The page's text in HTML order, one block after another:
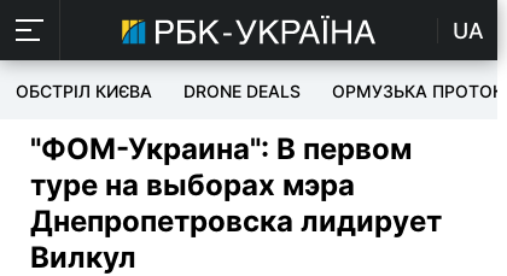
UA
ОБСТРІЛ КИЄВА DRONE DEALS ОРМУЗЬКА ПРОТОКА
"ФОМ-Украина": В первом
туре на выборах мэра
Днепропетровска лидирует
Вилкул